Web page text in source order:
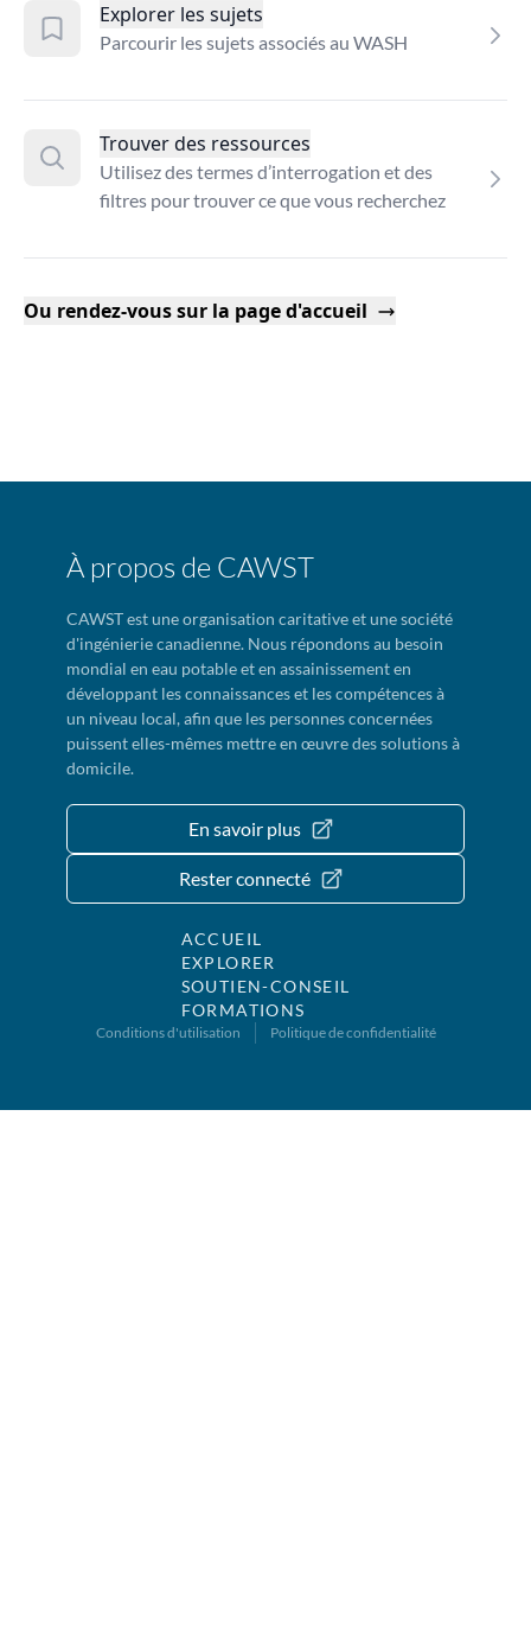
Explorer les sujets
Parcourir les sujets associés au WASH
Trouver des ressources
Utilisez des termes d’interrogation et des
filtres pour trouver ce que vous recherchez
Ou rendez-vous sur la page d'accueil
À propos de CAWST
CAWST est une organisation caritative et une société
d'ingénierie canadienne. Nous répondons au besoin
mondial en eau potable et en assainissement en
développant les connaissances et les compétences à
un niveau local, afin que les personnes concernées
puissent elles-mêmes mettre en œuvre des solutions à
domicile.
En savoir plus
Rester connecté
ACCUEIL
EXPLORER
SOUTIEN-CONSEIL
FORMATIONS
Conditions d'utilisation Politique de confidentialité